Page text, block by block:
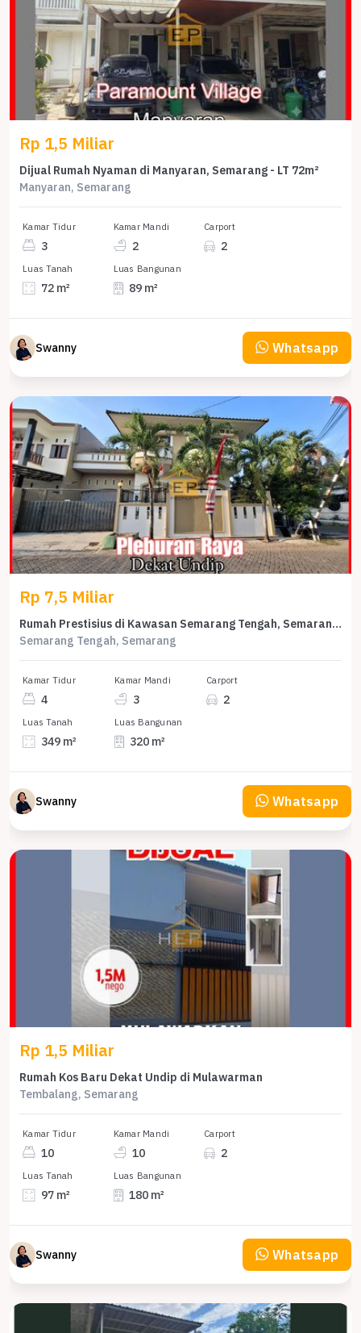
Rp 1,5 Miliar
Dijual Rumah Nyaman di Manyaran, Semarang - LT 72m²
Manyaran, Semarang
Kamar Tidur
3
Kamar Mandi
2
Carport
2
Luas Tanah
72 m²
Luas Bangunan
89 m²
Swanny Whatsapp
Rp 7,5 Miliar
Rumah Prestisius di Kawasan Semarang Tengah, Semarang, LB 320m², Harga 7,5 Miliar
Semarang Tengah, Semarang
Kamar Tidur
4
Kamar Mandi
3
Carport
2
Luas Tanah
349 m²
Luas Bangunan
320 m²
Swanny Whatsapp
Rp 1,5 Miliar
Rumah Kos Baru Dekat Undip di Mulawarman
Tembalang, Semarang
Kamar Tidur
10
Kamar Mandi
10
Carport
2
Luas Tanah
97 m²
Luas Bangunan
180 m²
Swanny Whatsapp